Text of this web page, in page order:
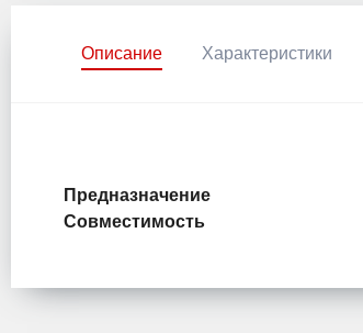
Описание Характеристики
Предназначение
Совместимость